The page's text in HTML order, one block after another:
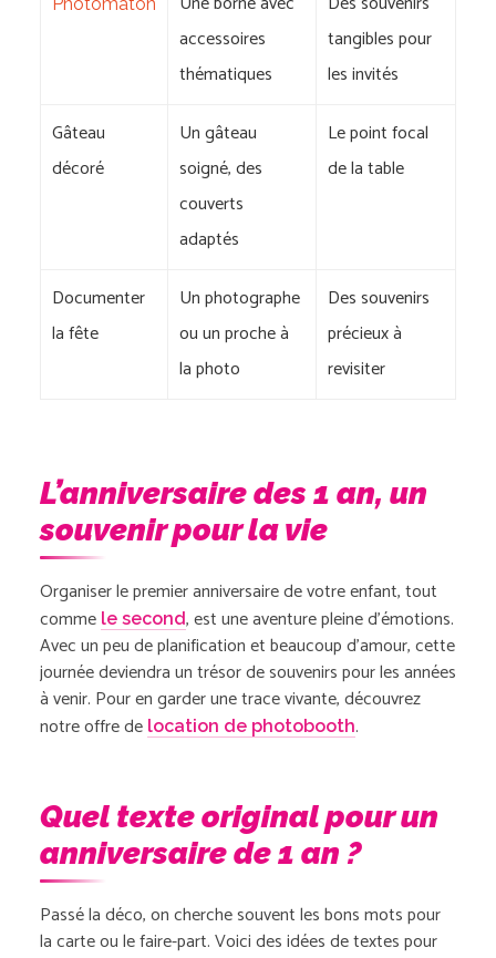
accessoires
thématiques
tangibles pour
les invités
Gâteau
décoré
Un gâteau
soigné, des
couverts
adaptés
Le point focal
de la table
Documenter
la fête
Un photographe
ou un proche à
la photo
Des souvenirs
précieux à
revisiter
L’anniversaire des 1 an, un
souvenir pour la vie
Organiser le premier anniversaire de votre enfant, tout
comme le second, est une aventure pleine d’émotions.
Avec un peu de planification et beaucoup d’amour, cette
journée deviendra un trésor de souvenirs pour les années
à venir. Pour en garder une trace vivante, découvrez
notre offre de location de photobooth.
Quel texte original pour un
anniversaire de 1 an ?
Passé la déco, on cherche souvent les bons mots pour
la carte ou le faire-part. Voici des idées de textes pour